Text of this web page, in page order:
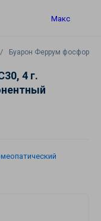
Макс
Буарон Феррум
4 г.